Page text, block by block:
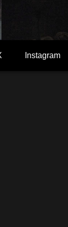
Instagram